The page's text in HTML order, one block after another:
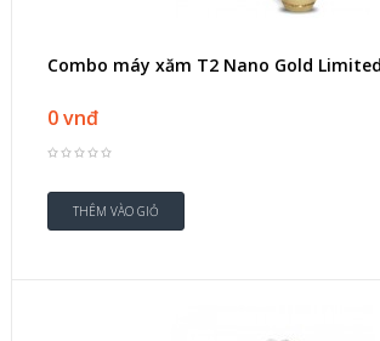
Combo máy xăm T2 Nano Gold Limited
0 vnđ